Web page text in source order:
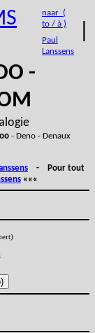
naar (
to / à )
Paul
Lanssens
-
- Deno - Denaux
- Pour tout
«««